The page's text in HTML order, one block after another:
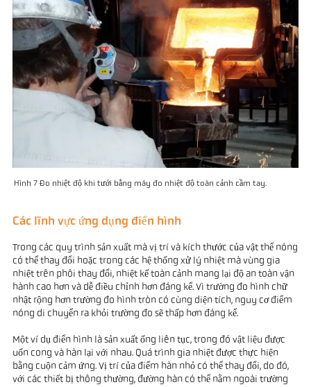
Hình 7 Đo nhiệt độ khi tưới bằng máy đo nhiệt độ toàn cảnh cầm tay.
Các lĩnh vực ứng dụng điển hình
Trong các quy trình sản xuất mà vị trí và kích thước của vật thể nóng
có thể thay đổi hoặc trong các hệ thống xử lý nhiệt mà vùng gia
nhiệt trên phôi thay đổi, nhiệt kế toàn cảnh mang lại độ an toàn vận
hành cao hơn và dễ điều chỉnh hơn đáng kể. Vì trường đo hình chữ
nhật rộng hơn trường đo hình tròn có cùng diện tích, nguy cơ điểm
nóng di chuyển ra khỏi trường đo sẽ thấp hơn đáng kể.
Một ví dụ điển hình là sản xuất ống liên tục, trong đó vật liệu được
uốn cong và hàn lại với nhau. Quá trình gia nhiệt được thực hiện
bằng cuộn cảm ứng. Vị trí của điểm hàn nhỏ có thể thay đổi, do đó,
với các thiết bị thông thường, đường hàn có thể nằm ngoài trường